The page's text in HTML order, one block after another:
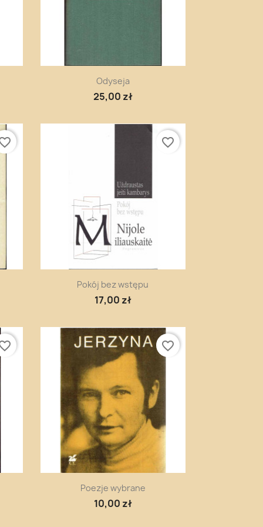
Szybki podgląd
Odyseja
25,00 zł
Szybki podgląd
Pokój bez wstępu
17,00 zł
favorite_border
Szybki podgląd
Poezje wybrane
10,00 zł
favorite_border